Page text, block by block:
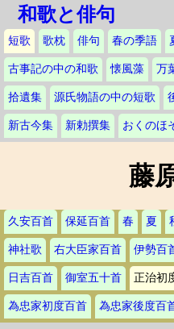
和歌と俳句
短歌 歌枕 俳句 春の季語
古事記の中の和歌 懐風藻 万
拾遺集 源氏物語の中の短歌
新古今集 新勅撰集 おくのほ
藤
久安百首 保延百首 春 夏
神社歌 右大臣家百首 伊勢百
日吉百首 御室五十首 正治初
為忠家初度百首
為忠家後度百